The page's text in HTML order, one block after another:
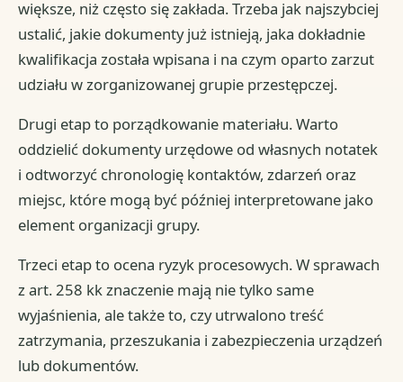
większe, niż często się zakłada. Trzeba jak najszybciej
ustalić, jakie dokumenty już istnieją, jaka dokładnie
kwalifikacja została wpisana i na czym oparto zarzut
udziału w zorganizowanej grupie przestępczej.
Drugi etap to porządkowanie materiału. Warto
oddzielić dokumenty urzędowe od własnych notatek
i odtworzyć chronologię kontaktów, zdarzeń oraz
miejsc, które mogą być później interpretowane jako
element organizacji grupy.
Trzeci etap to ocena ryzyk procesowych. W sprawach
z art. 258 kk znaczenie mają nie tylko same
wyjaśnienia, ale także to, czy utrwalono treść
zatrzymania, przeszukania i zabezpieczenia urządzeń
lub dokumentów.